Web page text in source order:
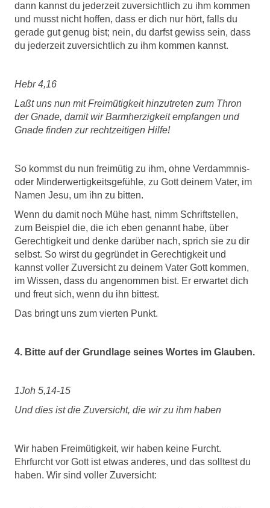
dann kannst du jederzeit zuversichtlich zu ihm kommen
und musst nicht hoffen, dass er dich nur hört, falls du
gerade gut genug bist; nein, du darfst gewiss sein, dass
du jederzeit zuversichtlich zu ihm kommen kannst.
Hebr 4,16
Laßt uns nun mit Freimütigkeit hinzutreten zum Thron
der Gnade, damit wir Barmherzigkeit empfangen und
Gnade finden zur rechtzeitigen Hilfe!
So kommst du nun freimütig zu ihm, ohne Verdammnis-
oder Minderwertigkeitsgefühle, zu Gott deinem Vater, im
Namen Jesu, um ihn zu bitten.
Wenn du damit noch Mühe hast, nimm Schriftstellen,
zum Beispiel die, die ich eben genannt habe, über
Gerechtigkeit und denke darüber nach, sprich sie zu dir
selbst. So wirst du gegründet in Gerechtigkeit und
kannst voller Zuversicht zu deinem Vater Gott kommen,
im Wissen, dass du angenommen bist. Er erwartet dich
und freut sich, wenn du ihn bittest.
Das bringt uns zum vierten Punkt.
4. Bitte auf der Grundlage seines Wortes im Glauben.
1Joh 5,14-15
Und dies ist die Zuversicht, die wir zu ihm haben
Wir haben Freimütigkeit, wir haben keine Furcht.
Ehrfurcht vor Gott ist etwas anderes, und das solltest du
haben. Wir sind voller Zuversicht: